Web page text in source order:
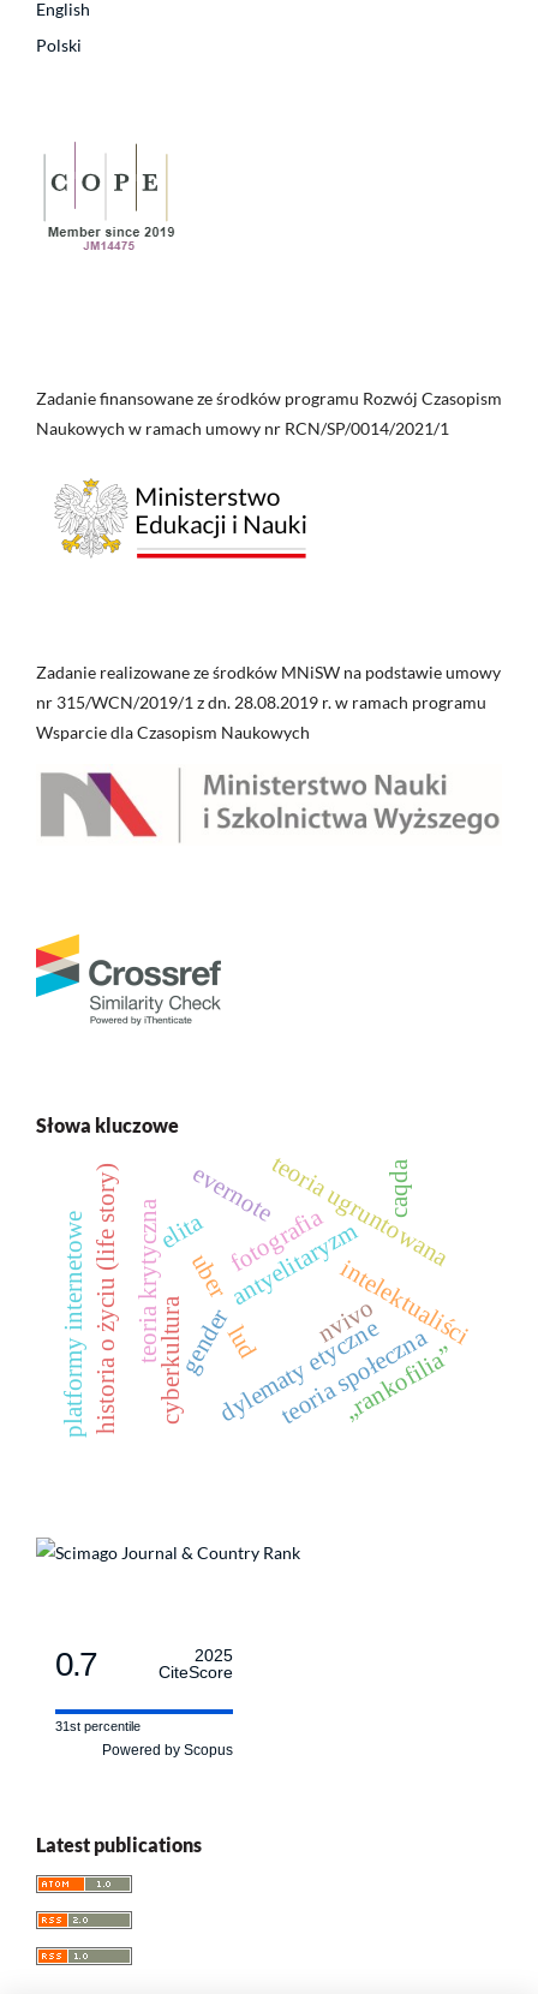
English
Polski
Zadanie finansowane ze środków programu Rozwój Czasopism
Naukowych w ramach umowy nr RCN/SP/0014/2021/1
Zadanie realizowane ze środków MNiSW na podstawie umowy
nr 315/WCN/2019/1 z dn. 28.08.2019 r. w ramach programu
Wsparcie dla Czasopism Naukowych
Słowa kluczowe
antyelitaryzm
elita
intelektualiści
lud
teoria krytyczna
historia o życiu (life story) dylematy etyczne
uber
platformy internetowe
teoria ugruntowana
teoria społeczna
fotografia
gender
„rankofilia”
evernote caqda
nvivo
cyberkultura
0.7
2025
CiteScore
31st percentile
Powered by Scopus
Latest publications